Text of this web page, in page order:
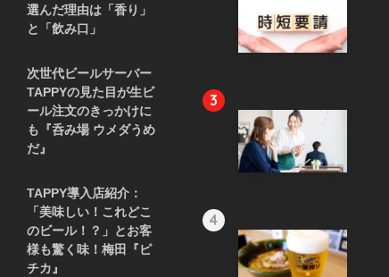
選んだ理由は「香り」
と「飲み口」
次世代ビールサーバー
TAPPYの見た目が生ビ
ール注文のきっかけに
も『呑み場 ウメダうめ
だ』
TAPPY導入店紹介：
「美味しい！これどこ
のビール！？」とお客
様も驚く味！梅田『ピ
チカ』
3
4